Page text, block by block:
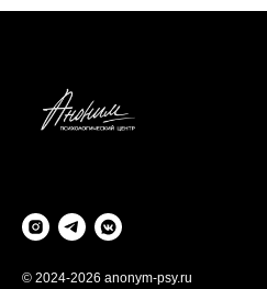
© 2024-2026 anonym-psy.ru